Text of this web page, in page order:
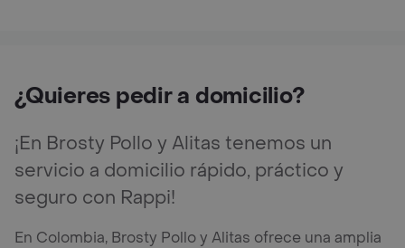
¿Quieres pedir a domicilio?
¡En Brosty Pollo y Alitas tenemos un
servicio a domicilio rápido, práctico y
seguro con Rappi!
En Colombia, Brosty Pollo y Alitas ofrece una amplia